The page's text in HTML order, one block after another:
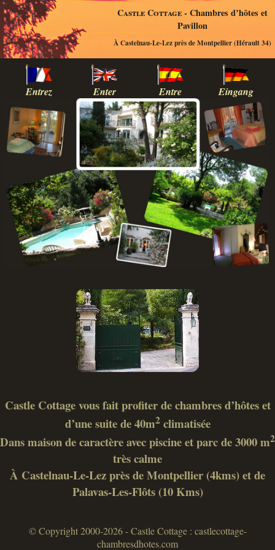
Castle Cottage- Chambres d’hôtes et
Pavillon
À Castelnau-Le-Lez près de Montpellier (Hérault 34)
Entrez Enter Entre Eingang
Castle Cottage vous fait profiter de chambres d’hôtes et
d’une suite de 40m2climatisée
Dans maison de caractère avec piscine et parc de 3000 m2
très calme
À Castelnau-Le-Lez près de Montpellier (4kms) et de
Palavas-Les-Flôts (10 Kms)
© Copyright 2000-2026 - Castle Cottage : castlecottage-
chambresdhotes.com